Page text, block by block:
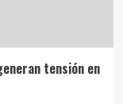
tensión en